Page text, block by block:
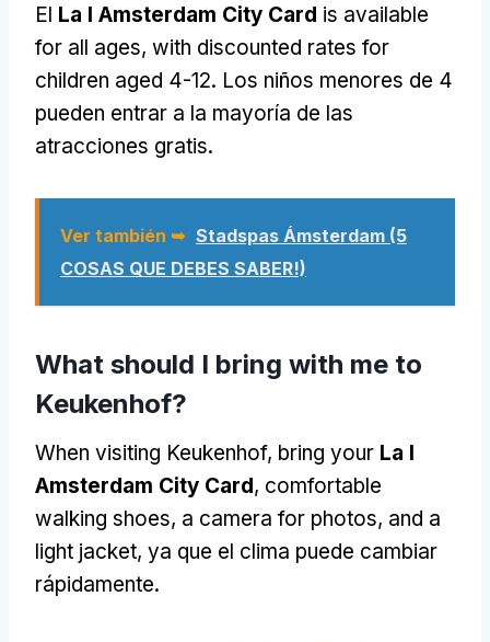
El La I Amsterdam City Card is available
for all ages, with discounted rates for
children aged 4-12. Los niños menores de 4
pueden entrar a la mayoría de las
atracciones gratis.
Ver también ➥ Stadspas Ámsterdam (5
COSAS QUE DEBES SABER!)
What should I bring with me to
Keukenhof?
When visiting Keukenhof, bring your La I
Amsterdam City Card, comfortable
walking shoes, a camera for photos, and a
light jacket, ya que el clima puede cambiar
rápidamente.